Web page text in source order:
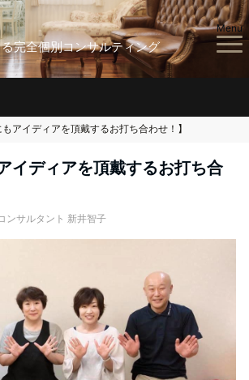
完全個別コンサルティング
Menu
もアイディアを頂戴するお打ち合わせ！】
イディアを頂戴するお打ち合
ンサルタント 新井智子